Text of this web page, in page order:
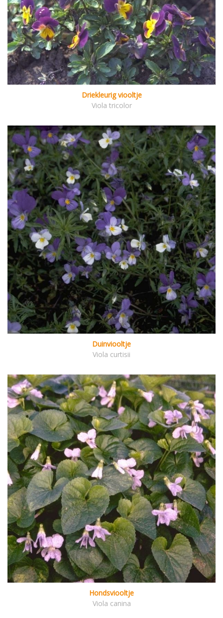
Driekleurig viooltje
Viola tricolor
Duinviooltje
Viola curtisii
Hondsviooltje
Viola canina